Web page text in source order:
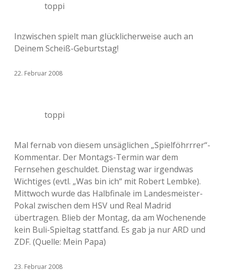
toppi
Inzwischen spielt man glücklicherweise auch an
Deinem Scheiß-Geburtstag!
22. Februar 2008
toppi
Mal fernab von diesem unsäglichen „Spielföhrrrer“-
Kommentar. Der Montags-Termin war dem
Fernsehen geschuldet. Dienstag war irgendwas
Wichtiges (evtl. „Was bin ich“ mit Robert Lembke).
Mittwoch wurde das Halbfinale im Landesmeister-
Pokal zwischen dem HSV und Real Madrid
übertragen. Blieb der Montag, da am Wochenende
kein Buli-Spieltag stattfand. Es gab ja nur ARD und
ZDF. (Quelle: Mein Papa)
23. Februar 2008